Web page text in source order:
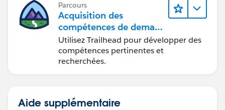
Parcours
Acquisition des
compétences de demain
avec Trailhead
Utilisez Trailhead pour développer des
compétences pertinentes et
recherchées.
Aide supplémentaire